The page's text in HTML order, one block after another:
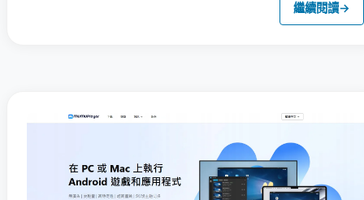
繼續閱讀→